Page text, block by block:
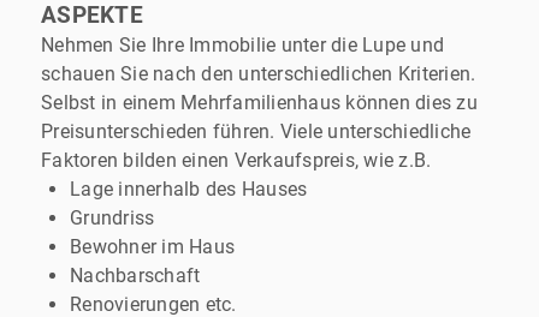
ASPEKTE
Nehmen Sie Ihre Immobilie unter die Lupe und
schauen Sie nach den unterschiedlichen Kriterien.
Selbst in einem Mehrfamilienhaus können dies zu
Preisunterschieden führen. Viele unterschiedliche
Faktoren bilden einen Verkaufspreis, wie z.B.
Lage innerhalb des Hauses
Grundriss
Bewohner im Haus
Nachbarschaft
Renovierungen etc.